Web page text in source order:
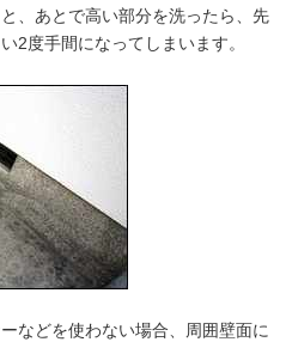
、あとで高い部分を洗ったら、先
2度手間になってしまいます。
などを使わない場合、周囲壁面に